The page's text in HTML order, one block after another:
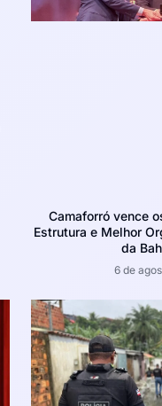
Camaforró vence
Estrutura e Melhor
da
6 de